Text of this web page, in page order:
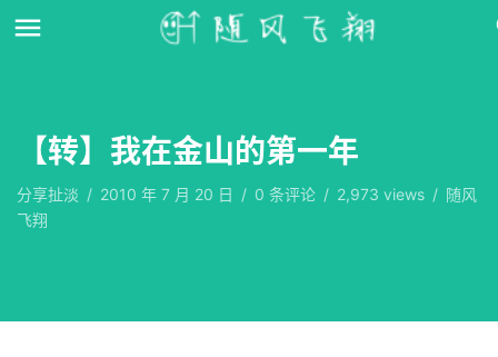
【转】我在金山的第一年
分享扯淡 / 2010 年 7 月 20 日 / 0 条评论 / 2,973 views / 随风
飞翔